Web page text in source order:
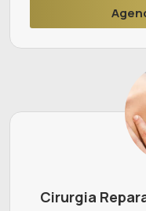
Cirurgia